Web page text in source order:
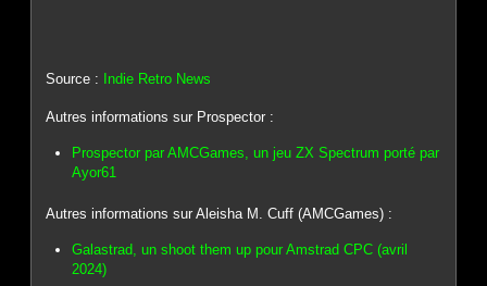
Source : Indie Retro News
Autres informations sur Prospector :
Prospector par AMCGames, un jeu ZX Spectrum porté par
Ayor61
Autres informations sur Aleisha M. Cuff (AMCGames) :
Galastrad, un shoot them up pour Amstrad CPC (avril
2024)